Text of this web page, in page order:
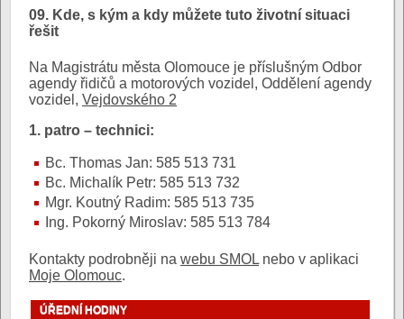
09. Kde, s kým a kdy můžete tuto životní situaci
řešit
Na Magistrátu města Olomouce je příslušným Odbor
agendy řidičů a motorových vozidel, Oddělení agendy
vozidel, Vejdovského 2
1. patro – technici:
Bc. Thomas Jan: 585 513 731
Bc. Michalík Petr: 585 513 732
Mgr. Koutný Radim: 585 513 735
Ing. Pokorný Miroslav: 585 513 784
Kontakty podrobněji na webu SMOL nebo v aplikaci
Moje Olomouc.
ÚŘEDNÍ HODINY